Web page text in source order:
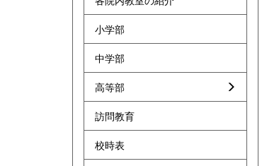
小学部
中学部
高等部
訪問教育
校時表